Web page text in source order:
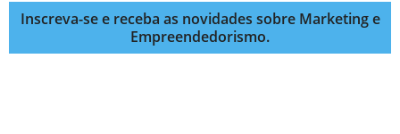
Inscreva-se e receba as novidades sobre Marketing e
Empreendedorismo.